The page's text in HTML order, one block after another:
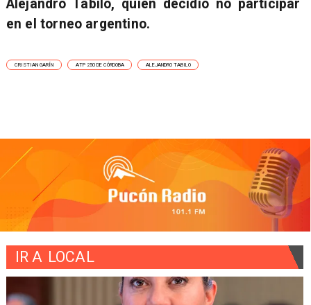
Alejandro Tabilo, quien decidió no participar
en el torneo argentino.
CRISTIAN GARÍN ATP 250 DE CÓRDOBA ALEJANDRO TABILO
IR A LOCAL